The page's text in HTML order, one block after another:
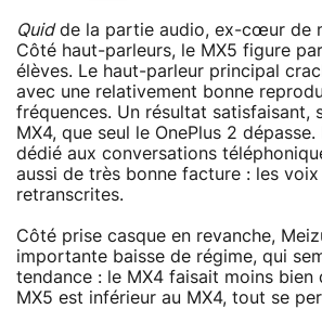
Quidde la partie audio, ex-cœur de
Côté haut-parleurs, le MX5 figure
élèves. Le haut-parleur principal
avec une relativement bonne
fréquences. Un résultat satisfaisant,
MX4, que seul le OnePlus 2
dédié aux conversations
aussi de très bonne facture : les
retranscrites.
Côté prise casque en revanche,
importante baisse de régime, qui
tendance : le MX4 faisait moins bien
MX5 est inférieur au MX4, tout se